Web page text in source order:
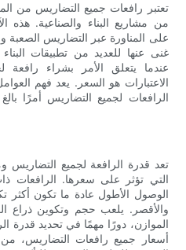
تعتبر رافعات جميع التضاريس من
من مشاريع البناء والصناعية. هذه
على المناورة عبر التضاريس الصعبة
غنى عنها للعديد من تطبيقات
عندما يتعلق الأمر بشراء رافعة
الاعتبارات هو السعر. يعد فهم
الرافعات لجميع التضاريس أمرًا
تعد قدرة الرافعة لجميع التضاريس
التي تؤثر على سعرها. الرافعات
الوصول الأطول عادة ما تكون أكثر
والأقصر. يلعب حجم وتكوين ذراع
الموازن، دورًا مهمًا في تحديد قدرة
أسعار جميع رافعات التضاريس،